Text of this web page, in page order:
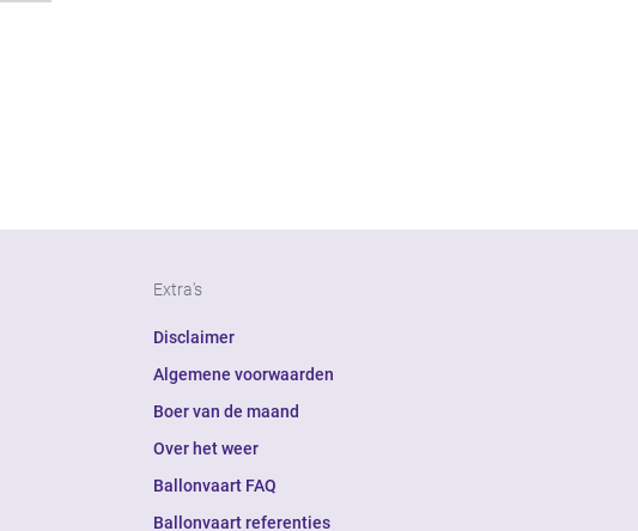
Extra's
Disclaimer
Algemene voorwaarden
Boer van de maand
Over het weer
Ballonvaart FAQ
Ballonvaart referenties